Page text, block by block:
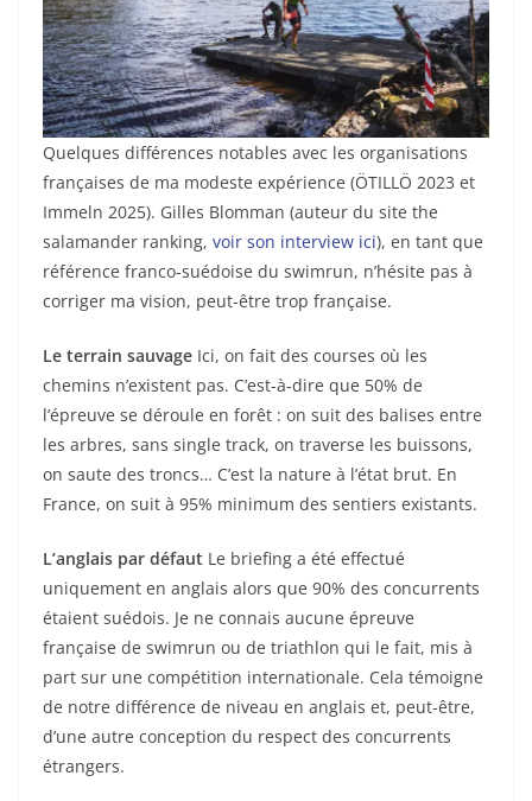
Quelques différences notables avec les organisations
françaises de ma modeste expérience (ÖTILLÖ 2023 et
Immeln 2025). Gilles Blomman (auteur du site the
salamander ranking, voir son interview ici), en tant que
référence franco-suédoise du swimrun, n’hésite pas à
corriger ma vision, peut-être trop française.
Le terrain sauvage Ici, on fait des courses où les
chemins n’existent pas. C’est-à-dire que 50% de
l’épreuve se déroule en forêt : on suit des balises entre
les arbres, sans single track, on traverse les buissons,
on saute des troncs… C’est la nature à l’état brut. En
France, on suit à 95% minimum des sentiers existants.
L’anglais par défaut Le briefing a été effectué
uniquement en anglais alors que 90% des concurrents
étaient suédois. Je ne connais aucune épreuve
française de swimrun ou de triathlon qui le fait, mis à
part sur une compétition internationale. Cela témoigne
de notre différence de niveau en anglais et, peut-être,
d’une autre conception du respect des concurrents
étrangers.